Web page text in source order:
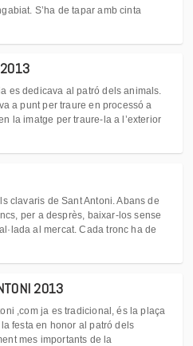
S’ha de tapar amb cinta
2013
es dedicava al patró dels animals.
a punt per traure en processó a
la imatge per traure-la a l’exterior
clavaris de Sant Antoni. Abans de
per a desprès, baixar-los sense
al mercat. Cada tronc ha de
2013
,com ja es tradicional, és la plaça
festa en honor al patró dels
mes importants de la